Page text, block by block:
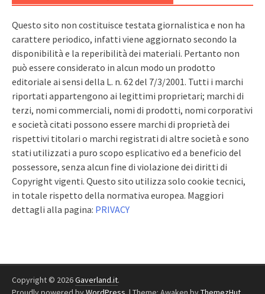
Questo sito non costituisce testata giornalistica e non ha
carattere periodico, infatti viene aggiornato secondo la
disponibilità e la reperibilità dei materiali. Pertanto non
può essere considerato in alcun modo un prodotto
editoriale ai sensi della L. n. 62 del 7/3/2001. Tutti i marchi
riportati appartengono ai legittimi proprietari; marchi di
terzi, nomi commerciali, nomi di prodotti, nomi corporativi
e società citati possono essere marchi di proprietà dei
rispettivi titolari o marchi registrati di altre società e sono
stati utilizzati a puro scopo esplicativo ed a beneficio del
possessore, senza alcun fine di violazione dei diritti di
Copyright vigenti. Questo sito utilizza solo cookie tecnici,
in totale rispetto della normativa europea. Maggiori
dettagli alla pagina: PRIVACY
Copyright © 2026Gaverland.it.